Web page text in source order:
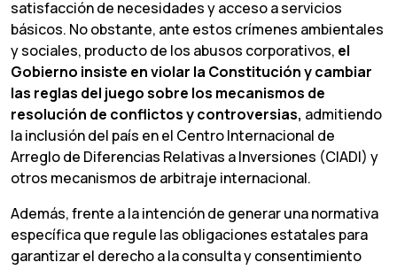
satisfacción de necesidades y acceso a servicios
básicos. No obstante, ante estos crímenes ambientales
y sociales, producto de los abusos corporativos, el
Gobierno insiste en violar la Constitución y cambiar
las reglas del juego sobre los mecanismos de
resolución de conflictos y controversias, admitiendo
la inclusión del país en el Centro Internacional de
Arreglo de Diferencias Relativas a Inversiones (CIADI) y
otros mecanismos de arbitraje internacional.
Además, frente a la intención de generar una normativa
específica que regule las obligaciones estatales para
garantizar el derecho a la consulta y consentimiento